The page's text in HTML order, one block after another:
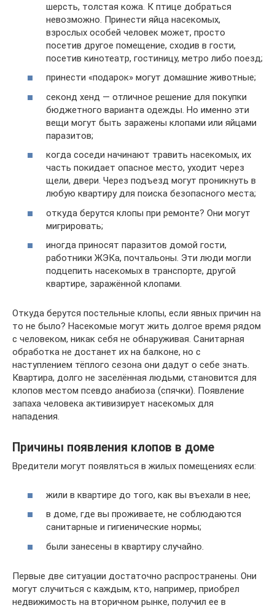
шерсть, толстая кожа. К птице добраться
невозможно. Принести яйца насекомых,
взрослых особей человек может, просто
посетив другое помещение, сходив в гости,
посетив кинотеатр, гостиницу, метро либо поезд;
принести «подарок» могут домашние животные;
секонд хенд — отличное решение для покупки
бюджетного варианта одежды. Но именно эти
вещи могут быть заражены клопами или яйцами
паразитов;
когда соседи начинают травить насекомых, их
часть покидает опасное место, уходит через
щели, двери. Через подъезд могут проникнуть в
любую квартиру для поиска безопасного места;
откуда берутся клопы при ремонте? Они могут
мигрировать;
иногда приносят паразитов домой гости,
работники ЖЭКа, почтальоны. Эти люди могли
подцепить насекомых в транспорте, другой
квартире, заражённой клопами.
Откуда берутся постельные клопы, если явных причин на
то не было? Насекомые могут жить долгое время рядом
с человеком, никак себя не обнаруживая. Санитарная
обработка не достанет их на балконе, но с
наступлением тёплого сезона они дадут о себе знать.
Квартира, долго не заселённая людьми, становится для
клопов местом псевдо анабиоза (спячки). Появление
запаха человека активизирует насекомых для
нападения.
Причины появления клопов в доме
Вредители могут появляться в жилых помещениях если:
жили в квартире до того, как вы въехали в нее;
в доме, где вы проживаете, не соблюдаются
санитарные и гигиенические нормы;
были занесены в квартиру случайно.
Первые две ситуации достаточно распространены. Они
могут случиться с каждым, кто, например, приобрел
недвижимость на вторичном рынке, получил ее в